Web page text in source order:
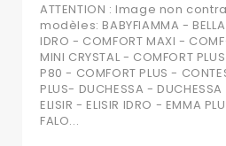
ATTENTION : Image non
modèles: BABYFIAMMA -
IDRO - COMFORT MAXI -
MINI CRYSTAL - COMFORT
P80 - COMFORT PLUS -
PLUS- DUCHESSA -
ELISIR - ELISIR IDRO - EMMA
FALO...